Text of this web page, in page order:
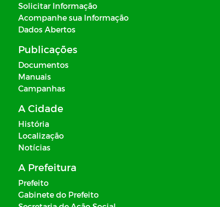
Solicitar Informação
Acompanhe sua Informação
Dados Abertos
Publicações
Documentos
Manuais
Campanhas
A Cidade
História
Localização
Notícias
A Prefeitura
Prefeito
Gabinete do Prefeito